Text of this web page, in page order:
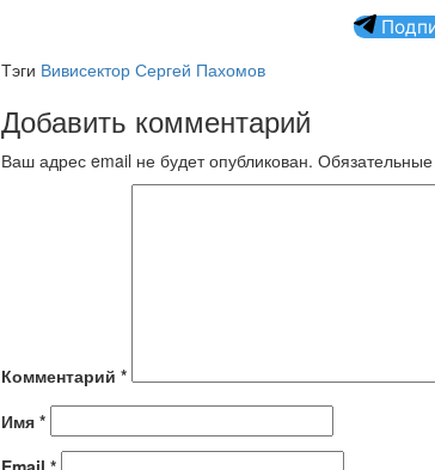
Тэги Вивисектор Сергей Пахомов
Добавить комментарий
Ваш адрес email не будет опубликован.
Комментарий *
Имя *